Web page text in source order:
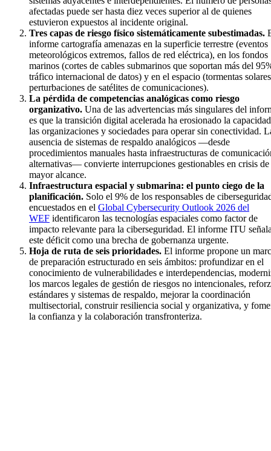
afectadas puede ser hasta diez veces superior al de quienes
estuvieron expuestos al incidente original.
Tres capas de riesgo físico sistemáticamente subestimadas.
informe cartografía amenazas en la superficie terrestre (eventos
meteorológicos extremos, fallos de red eléctrica), en los fondos
marinos (cortes de cables submarinos que soportan más del
tráfico internacional de datos) y en el espacio (tormentas
perturbaciones de satélites de comunicaciones).
La pérdida de competencias analógicas como riesgo
organizativo. Una de las advertencias más singulares del
es que la transición digital acelerada ha erosionado la
las organizaciones y sociedades para operar sin conectividad.
ausencia de sistemas de respaldo analógicos —desde
procedimientos manuales hasta infraestructuras de
alternativas— convierte interrupciones gestionables en crisis de
mayor alcance.
Infraestructura espacial y submarina: el punto ciego de la
planificación. Solo el 9% de los responsables de
encuestados en el Global Cybersecurity Outlook 2026 del
WEF identificaron las tecnologías espaciales como factor de
impacto relevante para la ciberseguridad. El informe ITU
este déficit como una brecha de gobernanza urgente.
Hoja de ruta de seis prioridades. El informe propone un
de preparación estructurado en seis ámbitos: profundizar en el
conocimiento de vulnerabilidades e interdependencias,
los marcos legales de gestión de riesgos no intencionales,
estándares y sistemas de respaldo, mejorar la coordinación
multisectorial, construir resiliencia social y organizativa, y
la confianza y la colaboración transfronteriza.